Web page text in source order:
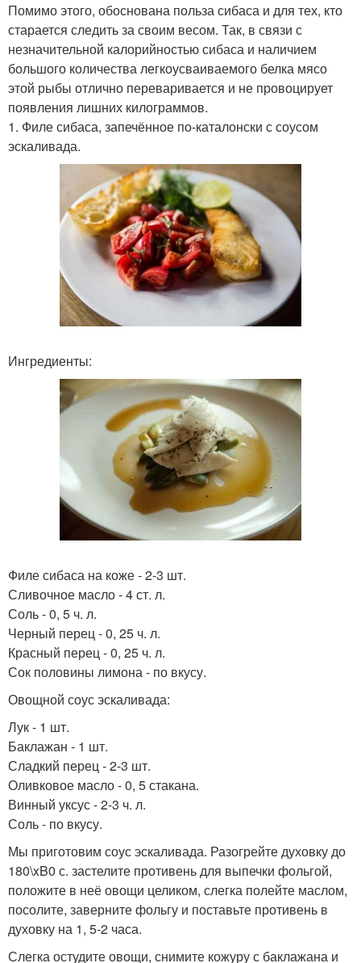
Помимо этого, обоснована польза сибаса и для тех, кто
старается следить за своим весом. Так, в связи с
незначительной калорийностью сибаса и наличием
большого количества легкоусваиваемого белка мясо
этой рыбы отлично переваривается и не провоцирует
появления лишних килограммов.
1. Филе сибаса, запечённое по-каталонски с соусом
эскаливада.
Ингредиенты:
Филе сибаса на коже - 2-3 шт.
Сливочное масло - 4 ст. л.
Соль - 0, 5 ч. л.
Черный перец - 0, 25 ч. л.
Красный перец - 0, 25 ч. л.
Сок половины лимона - по вкусу.
Овощной соус эскаливада:
Лук - 1 шт.
Баклажан - 1 шт.
Сладкий перец - 2-3 шт.
Оливковое масло - 0, 5 стакана.
Винный уксус - 2-3 ч. л.
Соль - по вкусу.
Мы приготовим соус эскаливада. Разогрейте духовку до
180\xB0 с. застелите противень для выпечки фольгой,
положите в неё овощи целиком, слегка полейте маслом,
посолите, заверните фольгу и поставьте противень в
духовку на 1, 5-2 часа.
Слегка остудите овощи, снимите кожуру с баклажана и